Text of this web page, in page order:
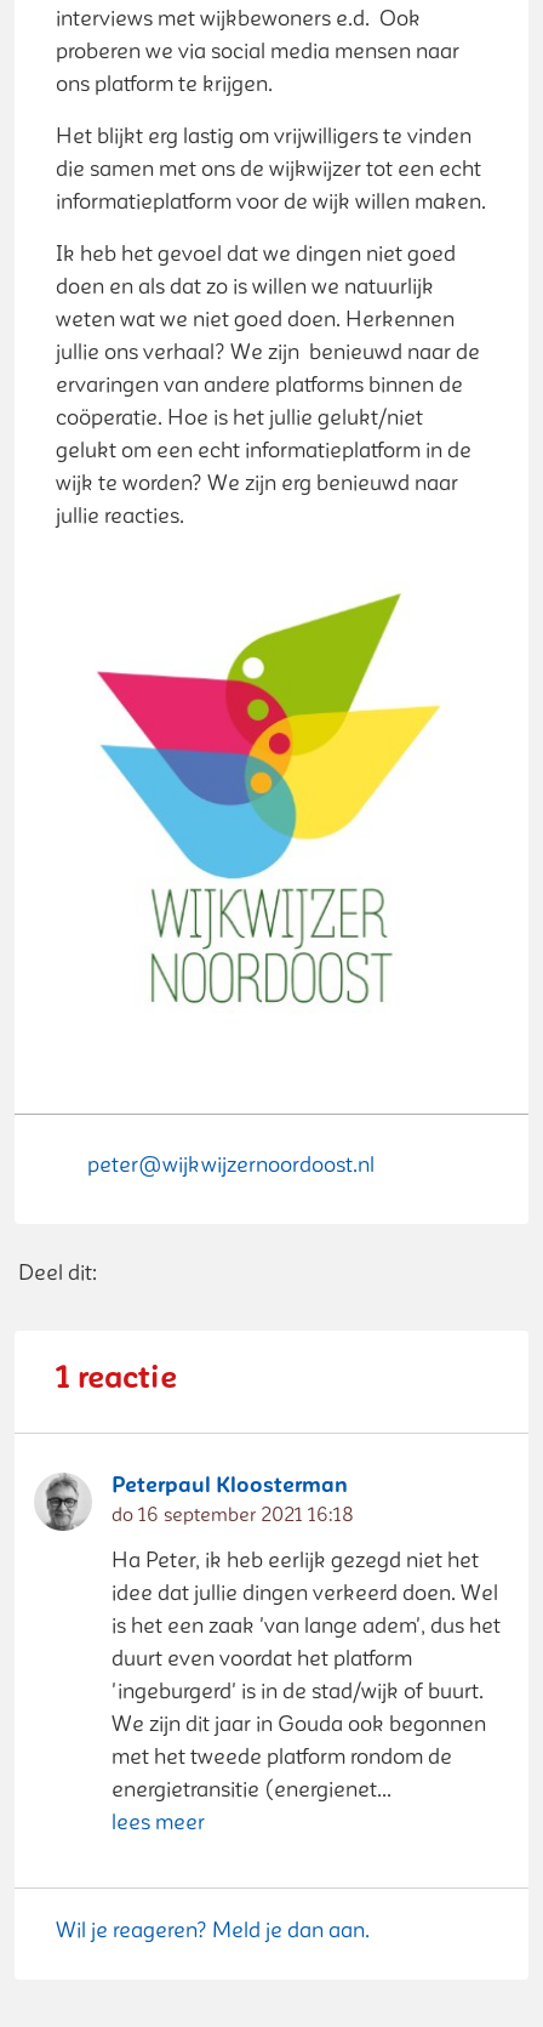
interviews met wijkbewoners e.d. Ook
proberen we via social media mensen naar
ons platform te krijgen.
Het blijkt erg lastig om vrijwilligers te vinden
die samen met ons de wijkwijzer tot een echt
informatieplatform voor de wijk willen maken.
Ik heb het gevoel dat we dingen niet goed
doen en als dat zo is willen we natuurlijk
weten wat we niet goed doen. Herkennen
jullie ons verhaal? We zijn benieuwd naar de
ervaringen van andere platforms binnen de
coöperatie. Hoe is het jullie gelukt/niet
gelukt om een echt informatieplatform in de
wijk te worden? We zijn erg benieuwd naar
jullie reacties.
peter@wijkwijzernoordoost.nl
Deel dit:
1 reactie
Peterpaul Kloosterman
do 16 september 2021 16:18
Ha Peter, ik heb eerlijk gezegd niet het
idee dat jullie dingen verkeerd doen. Wel
is het een zaak 'van lange adem', dus het
duurt even voordat het platform
'ingeburgerd' is in de stad/wijk of buurt.
We zijn dit jaar in Gouda ook begonnen
met het tweede platform rondom de
energietransitie (energienet...
lees meer
Wil je reageren? Meld je dan aan.